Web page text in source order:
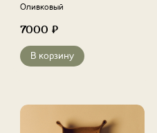
Оливковый
7000 ₽
В корзину